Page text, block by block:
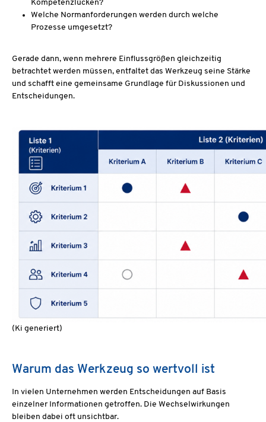
Kompetenzlücken?
Welche Normanforderungen werden durch welche
Prozesse umgesetzt?
Gerade dann, wenn mehrere Einflussgrößen gleichzeitig
betrachtet werden müssen, entfaltet das Werkzeug seine Stärke
und schafft eine gemeinsame Grundlage für Diskussionen und
Entscheidungen.
(Ki generiert)
Warum das Werkzeug so wertvoll ist
In vielen Unternehmen werden Entscheidungen auf Basis
einzelner Informationen getroffen. Die Wechselwirkungen
bleiben dabei oft unsichtbar.